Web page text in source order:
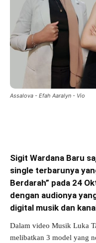
Assalova - Efah Aaralyn - Vio
Sigit Wardana Baru
single terbarunya
Berdarah” pada 24
dengan audionya
digital musik dan
Dalam video Musik Luka
melibatkan 3 model yang